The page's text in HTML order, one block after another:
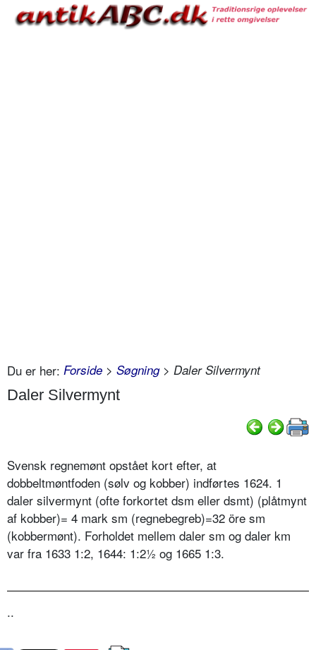
Du er her: Forside > Søgning> Daler Silvermynt
Daler Silvermynt
Svensk regnemønt opstået kort efter, at
dobbeltmøntfoden (sølv og kobber) indførtes 1624. 1
daler silvermynt (ofte forkortet dsm eller dsmt) (plåtmynt
af kobber)= 4 mark sm (regnebegreb)=32 öre sm
(kobbermønt). Forholdet mellem daler sm og daler km
var fra 1633 1:2, 1644: 1:2½ og 1665 1:3.
..